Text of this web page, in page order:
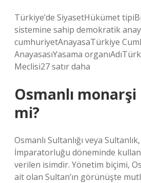
Türkiye’de SiyasetHükümet
sistemine sahip demokratik
cumhuriyetAnayasaTürkiye
AnayasasıYasama
Meclisi27 satır daha
Osmanlı
mi?
Osmanlı Sultanlığı veya
İmparatorluğu döneminde
verilen isimdir. Yönetim biçimi,
ait olan Sultan’ın görünüşte